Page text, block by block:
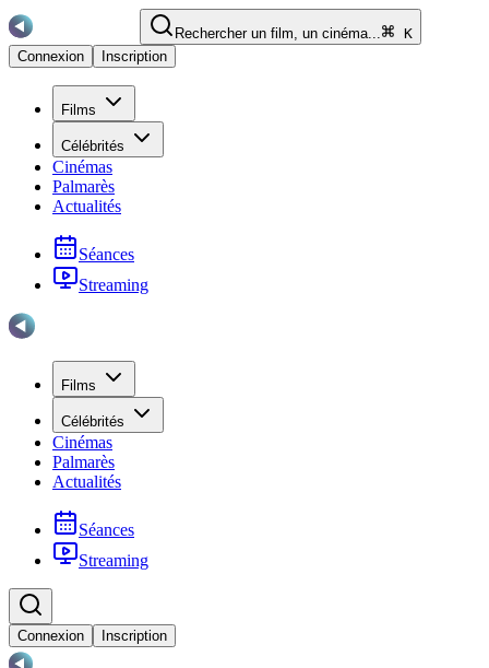
Rechercher un film, un cinéma...
K
Connexion
Inscription
Films
Célébrités
Cinémas
Palmarès
Actualités
Séances
Streaming
Films
Célébrités
Cinémas
Palmarès
Actualités
Séances
Streaming
Connexion Inscription